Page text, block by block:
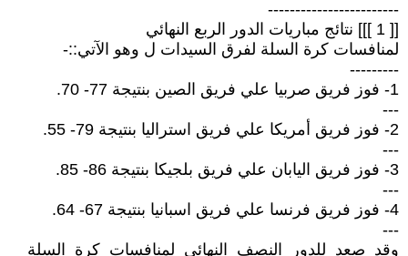
------------------------
[[ 1 ]]] نتائج مباريات الدور الربع النهائي
لمنافسات كرة السلة لفرق السيدات ل وهو الآتي::-
---------
1- فوز فريق صربيا علي فريق الصين بنتيجة 77- 70.
---
2- فوز فريق أمريكا علي فريق استراليا بنتيجة 79- 55.
---
3- فوز فريق اليابان علي فريق بلجيكا بنتيجة 86- 85.
---
4- فوز فريق فرنسا علي فريق اسبانيا بنتيجة 67- 64.
---
وقد صعد للدور النصف النهائي لمنافسات كرة السلة